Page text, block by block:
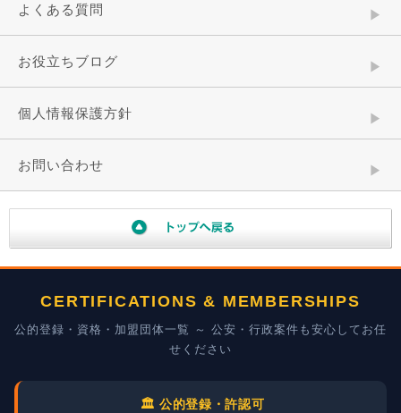
よくある質問
お役立ちブログ
個人情報保護方針
お問い合わせ
CERTIFICATIONS & MEMBERSHIPS
公的登録・資格・加盟団体一覧 ～ 公安・行政案件も安心してお任
せください
🏛️ 公的登録・許認可